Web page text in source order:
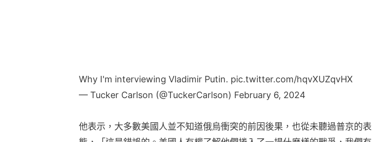
Why I'm interviewing Vladimir Putin. pic.twitter.com/hqvXUZqvHX
— Tucker Carlson (@TuckerCarlson) February 6, 2024
他表示，大多數美國人並不知道俄烏衝突的前因後果，也從未聽過普京的表